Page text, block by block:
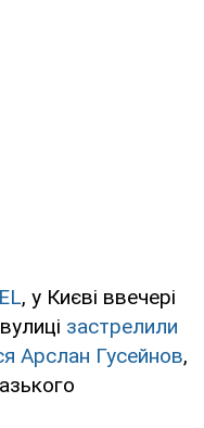
, у Києві ввечері
застрелили
Арслан Гусейнов,